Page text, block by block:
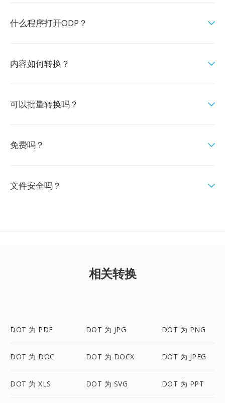
什么程序打开ODP？
内容如何转换？
可以批量转换吗？
免费吗？
文件安全吗？
相关转换
DOT 为 PDF DOT 为 JPG DOT 为 PNG
DOT 为 DOC DOT 为 DOCX DOT 为 JPEG
DOT 为 XLS DOT 为 SVG DOT 为 PPT